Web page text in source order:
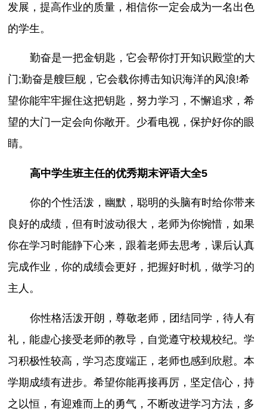
发展，提高作业的质量，相信你一定会成为一名出色
的学生。
勤奋是一把金钥匙，它会帮你打开知识殿堂的大
门;勤奋是艘巨舰，它会载你搏击知识海洋的风浪!希
望你能牢牢握住这把钥匙，努力学习，不懈追求，希
望的大门一定会向你敞开。少看电视，保护好你的眼
睛。
高中学生班主任的优秀期末评语大全5
你的个性活泼，幽默，聪明的头脑有时给你带来
良好的成绩，但有时波动很大，老师为你惋惜，如果
你在学习时能静下心来，跟着老师去思考，课后认真
完成作业，你的成绩会更好，把握好时机，做学习的
主人。
你性格活泼开朗，尊敬老师，团结同学，待人有
礼，能虚心接受老师的教导，自觉遵守校规校纪。学
习积极性较高，学习态度端正，老师也感到欣慰。本
学期成绩有进步。希望你能再接再厉，坚定信心，持
之以恒，有迎难而上的勇气，不断改进学习方法，多